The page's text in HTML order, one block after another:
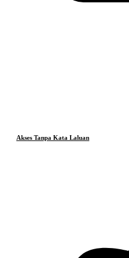
Akses Tanpa Kata Laluan